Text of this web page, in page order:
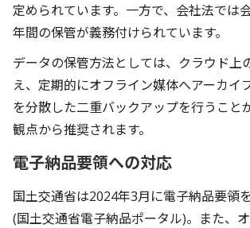
定められています。一方で、会社法では
年間の保管が義務付けられています。
データの保管方法としては、クラウド上
え、定期的にオフライン媒体へアーカイ
を分散した二重バックアップを行うこと
観点から推奨されます。
電子納品要領への対応
国土交通省は2024年3月に電子納品要領
(国土交通省電子納品ポータル)。また、